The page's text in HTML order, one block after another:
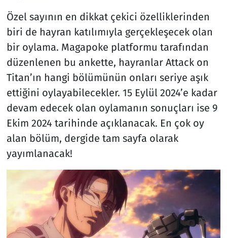
Özel sayının en dikkat çekici özelliklerinden
biri de hayran katılımıyla gerçekleşecek olan
bir oylama. Magapoke platformu tarafından
düzenlenen bu ankette, hayranlar Attack on
Titan’ın hangi bölümünün onları seriye aşık
ettiğini oylayabilecekler. 15 Eylül 2024’e kadar
devam edecek olan oylamanın sonuçları ise 9
Ekim 2024 tarihinde açıklanacak. En çok oy
alan bölüm, dergide tam sayfa olarak
yayımlanacak!